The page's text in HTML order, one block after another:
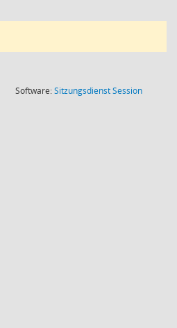
Software:SitzungsdienstSession(Wird in